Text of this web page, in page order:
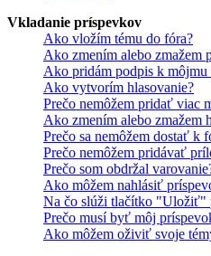
Vkladanie príspevkov
Ako vložím tému do fóra?
Ako zmením alebo zmažem
Ako pridám podpis k môjmu
Ako vytvorím hlasovanie?
Prečo nemôžem pridať viac
Ako zmením alebo zmažem
Prečo sa nemôžem dostať k
Prečo nemôžem pridávať
Prečo som obdržal
Ako môžem nahlásiť
Na čo slúži tlačítko "Uložiť"
Prečo musí byť môj
Ako môžem oživiť svoje